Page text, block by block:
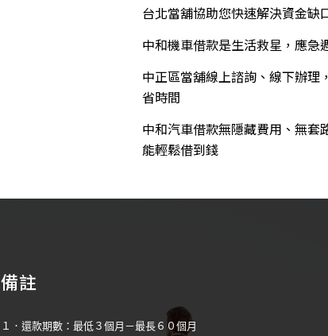
台北當舖協助您快速解決資金缺
中和機車借款是生活救星，應急
中正區當舖線上諮詢、線下辦理
省時間
中和汽車借款無隱藏費用、無套
能輕鬆借到錢
備註
１．還款期數：最低３個月－最長６０個月